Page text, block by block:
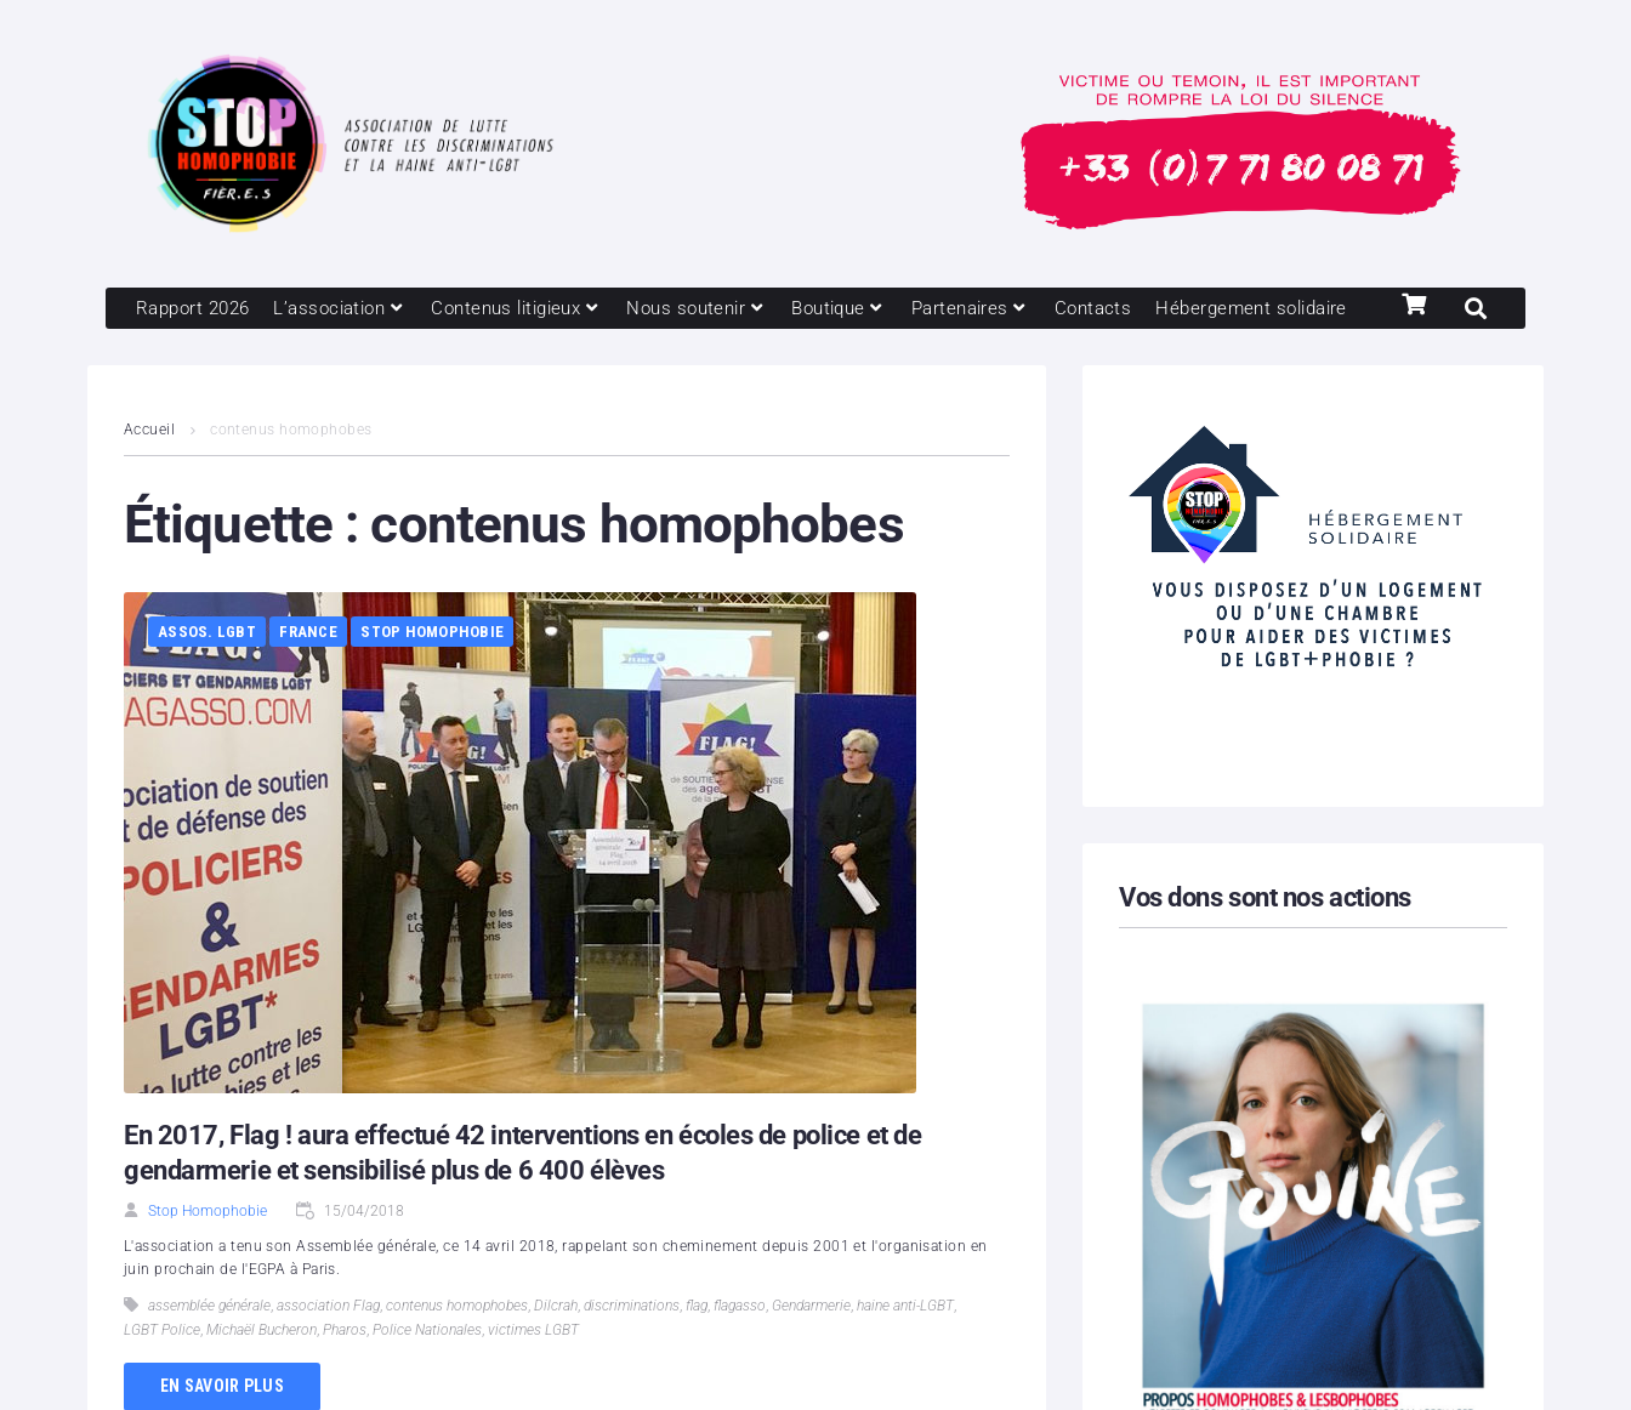
Rapport 2026 L’association Contenus litigieux Nous soutenir Boutique Partenaires Contacts Hébergement solidaire
Accueil contenus homophobes
Étiquette : contenus homophobes
ASSOS. LGBT FRANCE STOP HOMOPHOBIE
En 2017, Flag ! aura effectué 42 interventions en écoles de police et de
gendarmerie et sensibilisé plus de 6 400 élèves
Stop Homophobie 15/04/2018
L'association a tenu son Assemblée générale, ce 14 avril 2018, rappelant son cheminement depuis 2001 et l'organisation en
juin prochain de l'EGPA à Paris.
assemblée générale, association Flag, contenus homophobes, Dilcrah, discriminations, flag, flagasso, Gendarmerie, haine anti-LGBT,
LGBT Police, Michaël Bucheron, Pharos, Police Nationales, victimes LGBT
EN SAVOIR PLUS
Vos dons sont nos actions